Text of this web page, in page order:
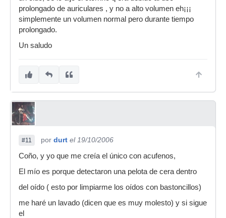
prolongado de auriculares , y no a alto volumen eh¡¡¡
simplemente un volumen normal pero durante tiempo
prolongado.
Un saludo
#11 por durt el 19/10/2006
Coño, y yo que me creía el único con acufenos,
El mío es porque detectaron una pelota de cera dentro
del oído ( esto por limpiarme los oídos con bastoncillos)
me haré un lavado (dicen que es muy molesto) y si sigue
el